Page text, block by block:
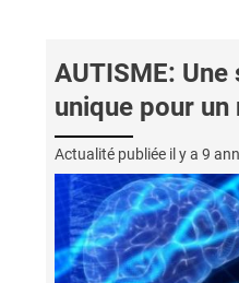
AUTISME:
unique pour
Actualité publiée il y a 9